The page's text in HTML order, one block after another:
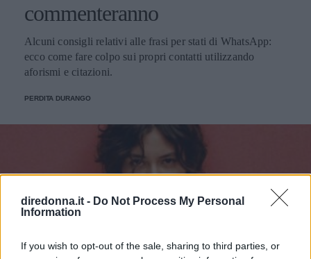
diredonna.it - Do Not Process My Personal
Information
If you wish to opt-out of the sale, sharing to third parties, or
commenteranno
Alcuni consigli relativi alle frasi per stati di WhatsApp:
ecco come fare colpo sui propri contatti utilizzando
aforismi e citazioni.
PERDITA DURANGO